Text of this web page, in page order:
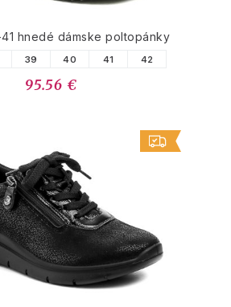
hnedé dámske poltopánky
39 40 41 42
95.56 €